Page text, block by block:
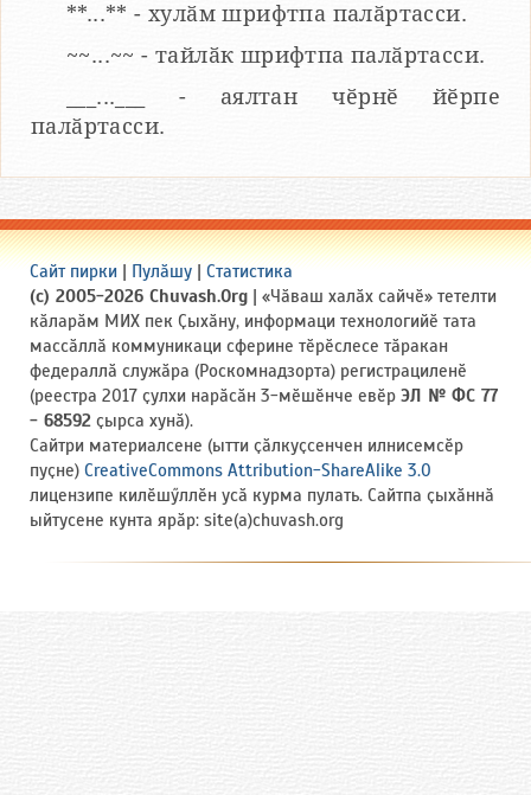
**...** - хулӑм шрифтпа палӑртасси.
~~...~~ - тайлӑк шрифтпа палӑртасси.
___...___ - аялтан чӗрнӗ йӗрпе
палӑртасси.
Сайт пирки | Пулӑшу | Статистика
(c) 2005-2026 Chuvash.Org | «Чӑваш халӑх сайчӗ» тетелти
кӑларӑм МИХ пек Ҫыхӑну, информаци технологийӗ тата
массӑллӑ коммуникаци сферине тӗрӗслесе тӑракан
федераллӑ служӑра (Роскомнадзорта) регистрациленӗ
(реестра 2017 ҫулхи нарӑсӑн 3-мӗшӗнче евӗр ЭЛ № ФС 77
- 68592 ҫырса хунӑ).
Сайтри материалсене (ытти ҫӑлкуҫсенчен илнисемсӗр
пуҫне) CreativeCommons Attribution-ShareAlike 3.0
лицензипе килӗшӳллӗн усӑ курма пулать. Сайтпа ҫыхӑннӑ
ыйтусене кунта ярӑр: site(a)chuvash.org